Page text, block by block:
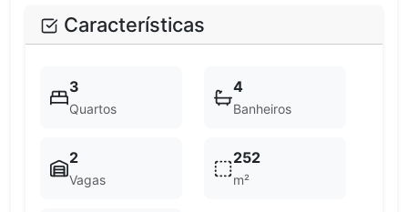
Características
3
Quartos
4
Banheiros
2
Vagas
252
m²